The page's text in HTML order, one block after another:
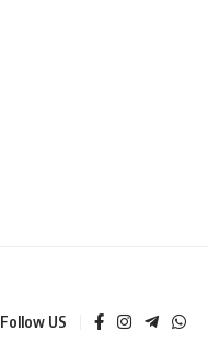
Follow US